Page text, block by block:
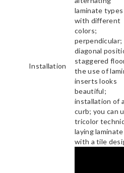
Installation
laminate types
with different
colors;
perpendicular;
diagonal
staggered
the use of
inserts looks
beautiful;
installation of a
curb; you can
tricolor
laying laminate
with a tile